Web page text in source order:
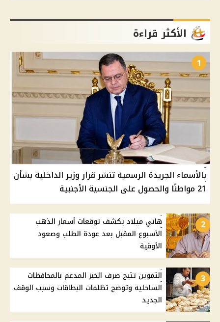
الأكثر قراءة
1
بالأسماء الجريدة الرسمية تنشر قرار وزير الداخلية بشأن
21 مواطنًا والحصول على الجنسية الأجنبية
2
هاني ميلاد يكشف توقعات أسعار الذهب
الأسبوع المقبل بعد عودة الطلب وصعود
الأوقية
3
التموين تتيح صرف الخبز المدعم بالمحافظات
الساحلية وتوضح تظلمات البطاقات وسبب الوقف
الجديد